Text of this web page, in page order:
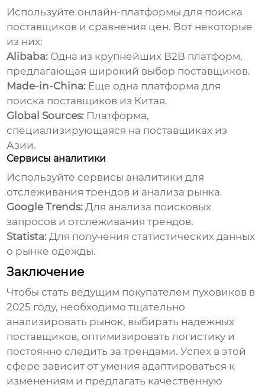
Используйте онлайн-платформы для поиска
поставщиков и сравнения цен. Вот некоторые
из них:
Alibaba: Одна из крупнейших B2B платформ,
предлагающая широкий выбор поставщиков.
Made-in-China: Еще одна платформа для
поиска поставщиков из Китая.
Global Sources: Платформа,
специализирующаяся на поставщиках из
Азии.
Сервисы аналитики
Используйте сервисы аналитики для
отслеживания трендов и анализа рынка.
Google Trends: Для анализа поисковых
запросов и отслеживания трендов.
Statista: Для получения статистических данных
о рынке одежды.
Заключение
Чтобы стать ведущим покупателем пуховиков в
2025 году, необходимо тщательно
анализировать рынок, выбирать надежных
поставщиков, оптимизировать логистику и
постоянно следить за трендами. Успех в этой
сфере зависит от умения адаптироваться к
изменениям и предлагать качественную